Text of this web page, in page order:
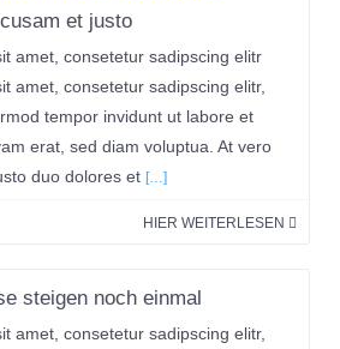
et justo
amet, consetetur sadipscing elitr
amet, consetetur sadipscing elitr,
tempor invidunt ut labore et
erat, sed diam voluptua. At vero
duo dolores et […]
HIER WEITERLESEN
steigen noch einmal
amet, consetetur sadipscing elitr,